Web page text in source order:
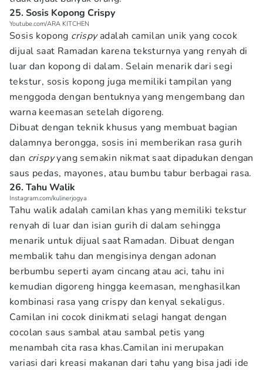
25. Sosis Kopong Crispy
Youtube.com/ARA KITCHEN
Sosis kopong crispyadalah camilan unik yang cocok
dijual saat Ramadan karena teksturnya yang renyah di
luar dan kopong di dalam. Selain menarik dari segi
tekstur, sosis kopong juga memiliki tampilan yang
menggoda dengan bentuknya yang mengembang dan
warna keemasan setelah digoreng.
Dibuat dengan teknik khusus yang membuat bagian
dalamnya berongga, sosis ini memberikan rasa gurih
dan crispyyang semakin nikmat saat dipadukan dengan
saus pedas, mayones, atau bumbu tabur berbagai rasa.
26. Tahu Walik
Instagram.com/kulinerjogya
Tahu walik adalah camilan khas yang memiliki tekstur
renyah di luar dan isian gurih di dalam sehingga
menarik untuk dijual saat Ramadan. Dibuat dengan
membalik tahu dan mengisinya dengan adonan
berbumbu seperti ayam cincang atau aci, tahu ini
kemudian digoreng hingga keemasan, menghasilkan
kombinasi rasa yang crispy dan kenyal sekaligus.
Camilan ini cocok dinikmati selagi hangat dengan
cocolan saus sambal atau sambal petis yang
menambah cita rasa khas.Camilan ini merupakan
variasi dari kreasi makanan dari tahu yang bisa jadi ide